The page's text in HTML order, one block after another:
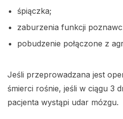
śpiączka;
zaburzenia funkcji
pobudzenie połączone z
Jeśli przeprowadzana jest
śmierci rośnie, jeśli w ciągu 3
pacjenta wystąpi udar mózgu.